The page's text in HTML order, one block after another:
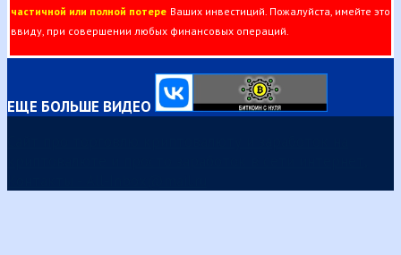
частичной или полной потере Ваших инвестиций. Пожалуйста, имейте это
ввиду, при совершении любых финансовых операций.
ЕЩЕ БОЛЬШЕ ВИДЕО